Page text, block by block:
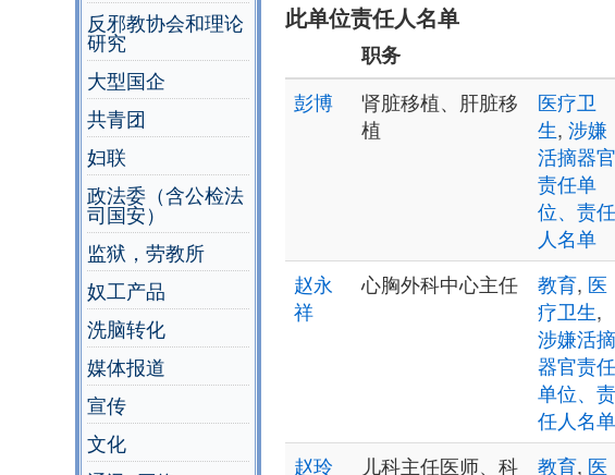
反邪教协会和理论
研究
大型国企
共青团
妇联
政法委（含公检法
司国安）
监狱，劳教所
奴工产品
洗脑转化
媒体报道
宣传
文化
此单位责任人名单
职务
彭博
肾脏移植、肝脏移
植
医疗卫
生, 涉嫌
活摘器官
责任单
位、责任
人名单
赵永
祥
心胸外科中心主任 教育, 医
疗卫生,
涉嫌活摘
器官责任
单位、责
任人名单
赵玲
儿科主任医师、科
教育, 医